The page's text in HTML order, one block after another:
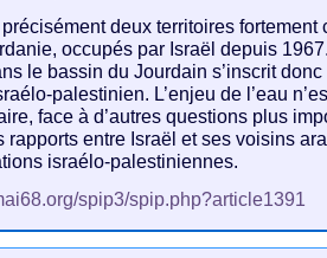
deux territoires fortement
occupés par Israël depuis
le bassin du Jourdain s’inscrit
palestinien. L’enjeu de l’eau
face à d’autres questions plus
rapports entre Israël et ses voisins
israélo-palestiniennes.
spip3/spip.php?article1391